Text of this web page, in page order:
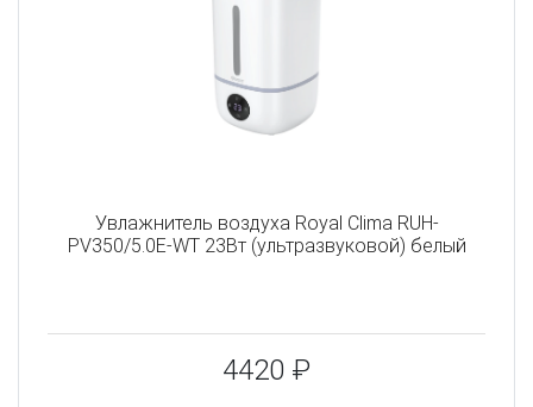
Увлажнитель воздуха Royal Clima RUH-
PV350/5.0E-WT 23Вт (ультразвуковой) белый
4420 ₽